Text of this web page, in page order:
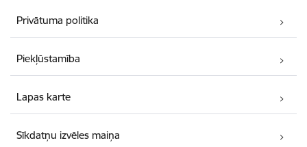
Privātuma politika
Piekļūstamība
Lapas karte
Sīkdatņu izvēles maiņa